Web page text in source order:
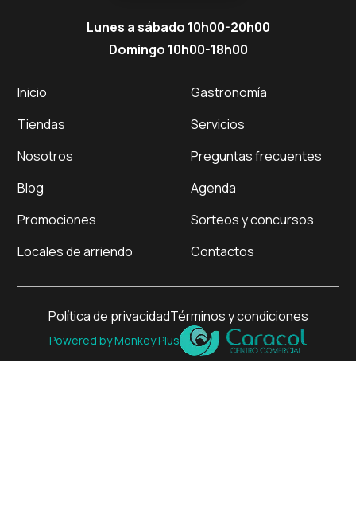
Lunes a sábado 10h00-20h00
Domingo 10h00-18h00
Inicio
Gastronomía
Tiendas
Servicios
Nosotros
Preguntas frecuentes
Blog
Agenda
Promociones
Sorteos y concursos
Locales de arriendo
Contactos
Política de privacidadTérminos y condiciones
Powered by Monkey Plus